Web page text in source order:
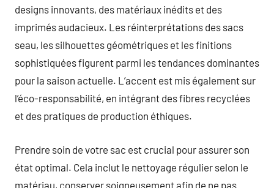
designs innovants, des matériaux inédits et des
imprimés audacieux. Les réinterprétations des sacs
seau, les silhouettes géométriques et les finitions
sophistiquées figurent parmi les tendances dominantes
pour la saison actuelle. L’accent est mis également sur
l’éco-responsabilité, en intégrant des fibres recyclées
et des pratiques de production éthiques.
Prendre soin de votre sac est crucial pour assurer son
état optimal. Cela inclut le nettoyage régulier selon le
matériau, conserver soigneusement afin de ne pas